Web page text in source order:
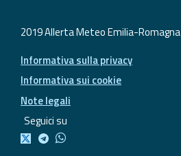
2019 Allerta Meteo Emilia-Romagna
Informativa sulla privacy
Informativa sui cookie
Note legali
Seguici su